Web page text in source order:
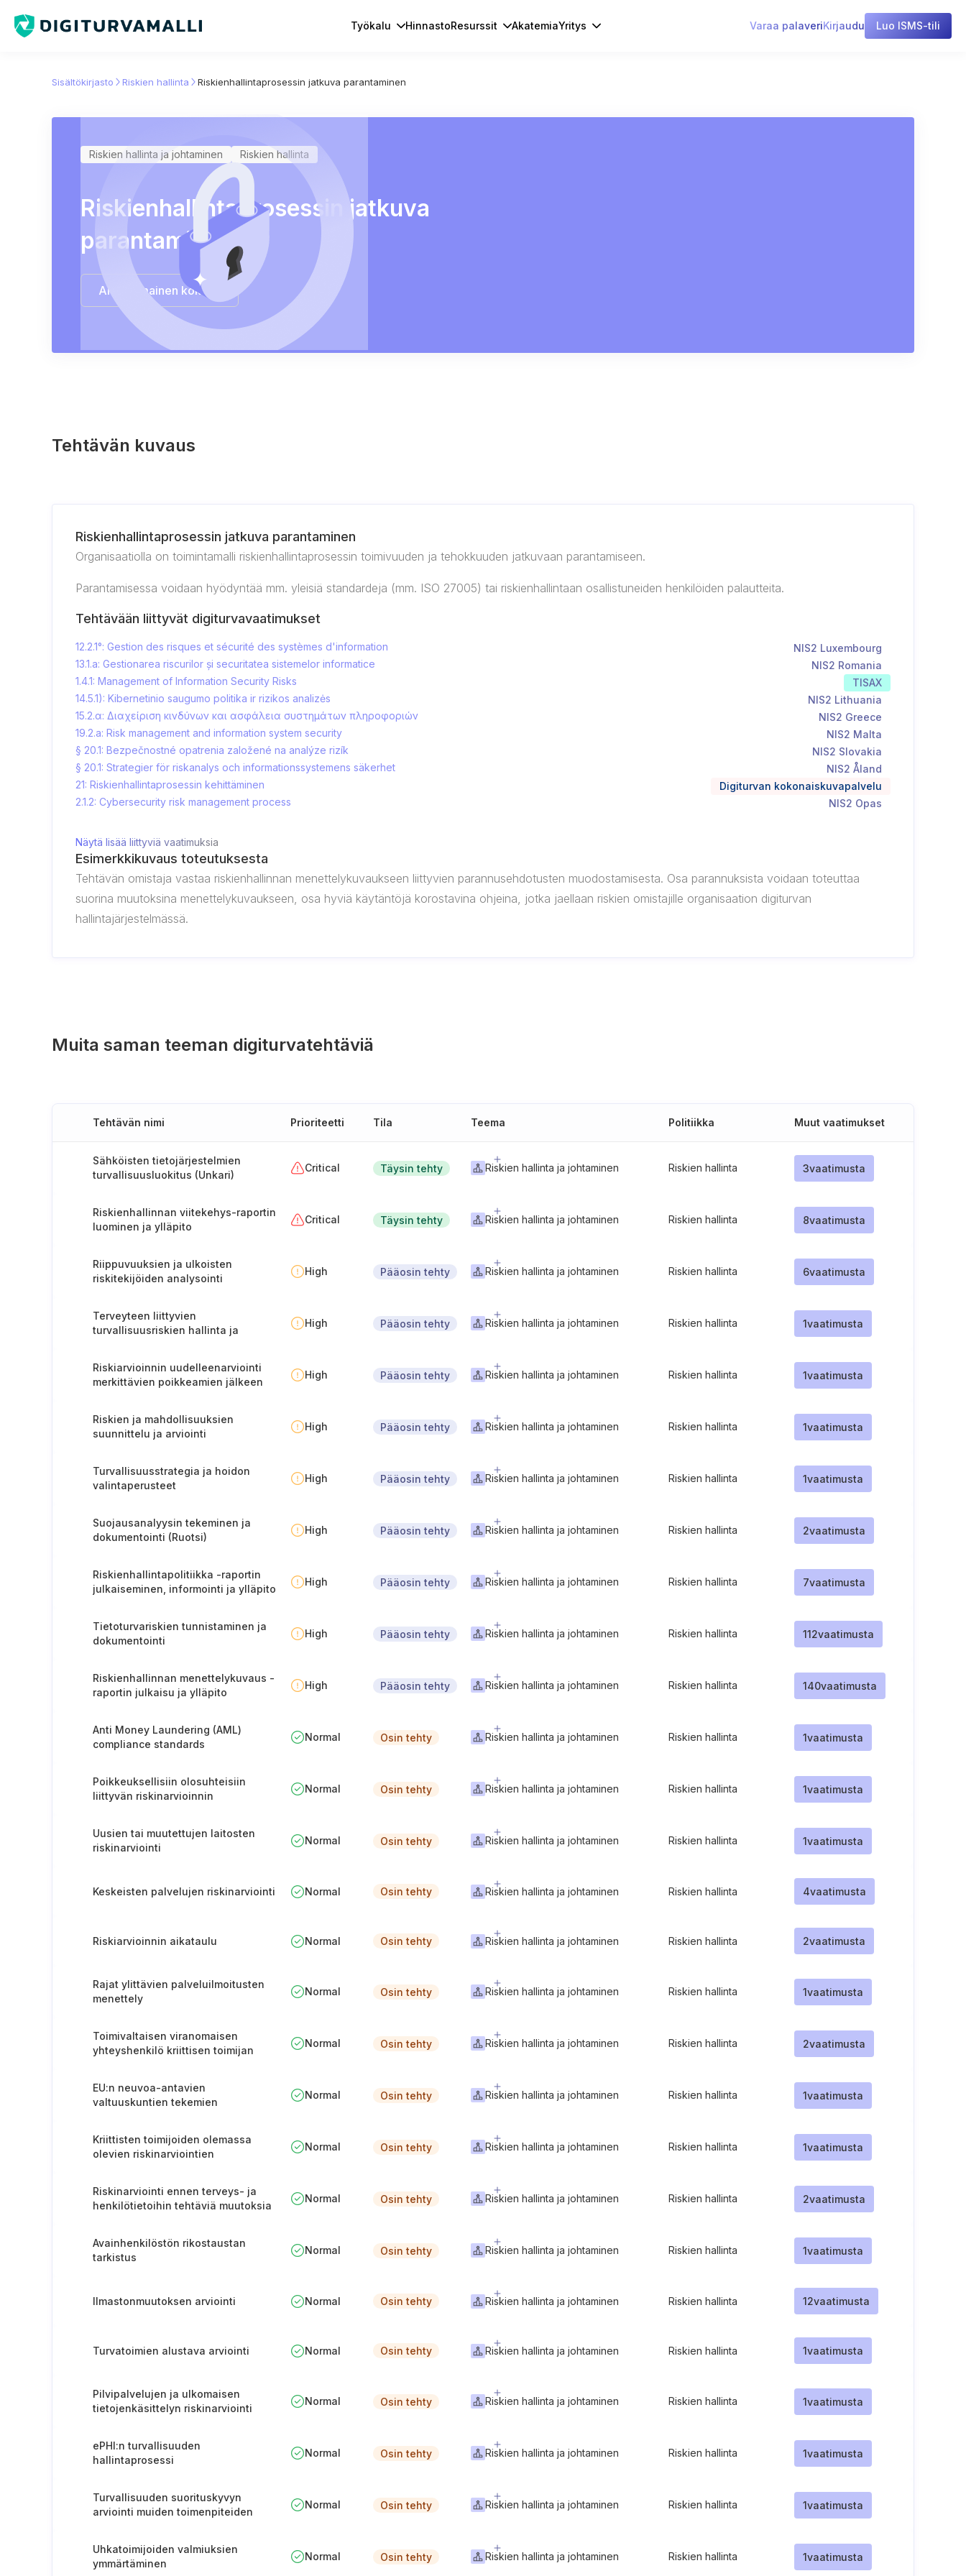
Työkalu HinnastoResurssit AkatemiaYritys Varaa palaveriKirjaudu Luo ISMS-tili
Sisältökirjasto Riskien hallinta Riskienhallintaprosessin jatkuva parantaminen
Riskien hallinta ja johtaminen Riskien hallinta
Riskienhallintaprosessin jatkuva
parantaminen
Aloita ilmainen kokeilu
Tehtävän kuvaus
Riskienhallintaprosessin jatkuva parantaminen
Organisaatiolla on toimintamalli riskienhallintaprosessin toimivuuden ja tehokkuuden jatkuvaan parantamiseen.
Parantamisessa voidaan hyödyntää mm. yleisiä standardeja (mm. ISO 27005) tai riskienhallintaan osallistuneiden henkilöiden palautteita.
Tehtävään liittyvät digiturvavaatimukset
12.2.1°: Gestion des risques et sécurité des systèmes d'information
NIS2 Luxembourg
13.1.a: Gestionarea riscurilor și securitatea sistemelor informatice
NIS2 Romania
1.4.1: Management of Information Security Risks
TISAX
14.5.1): Kibernetinio saugumo politika ir rizikos analizės
NIS2 Lithuania
15.2.α: Διαχείριση κινδύνων και ασφάλεια συστημάτων πληροφοριών
NIS2 Greece
19.2.a: Risk management and information system security
NIS2 Malta
§ 20.1: Bezpečnostné opatrenia založené na analýze rizík
NIS2 Slovakia
§ 20.1: Strategier för riskanalys och informationssystemens säkerhet
NIS2 Åland
21: Riskienhallintaprosessin kehittäminen
Digiturvan kokonaiskuvapalvelu
2.1.2: Cybersecurity risk management process
NIS2 Opas
Näytä lisää liittyviä vaatimuksia
Esimerkkikuvaus toteutuksesta
Tehtävän omistaja vastaa riskienhallinnan menettelykuvaukseen liittyvien parannusehdotusten muodostamisesta. Osa parannuksista voidaan toteuttaa
suorina muutoksina menettelykuvaukseen, osa hyviä käytäntöjä korostavina ohjeina, jotka jaellaan riskien omistajille organisaation digiturvan
hallintajärjestelmässä.
Muita saman teeman digiturvatehtäviä
Tehtävän nimi Prioriteetti Tila Teema Politiikka Muut vaatimukset
Sähköisten tietojärjestelmien
turvallisuusluokitus (Unkari)
Critical Täysin tehty Riskien hallinta ja johtaminen Riskien hallinta 3vaatimusta
Riskienhallinnan viitekehys-raportin
luominen ja ylläpito
Critical Täysin tehty Riskien hallinta ja johtaminen Riskien hallinta 8vaatimusta
Riippuvuuksien ja ulkoisten
riskitekijöiden analysointi
High Pääosin tehty Riskien hallinta ja johtaminen Riskien hallinta 6vaatimusta
Terveyteen liittyvien
turvallisuusriskien hallinta ja
High Pääosin tehty Riskien hallinta ja johtaminen Riskien hallinta 1vaatimusta
Riskiarvioinnin uudelleenarviointi
merkittävien poikkeamien jälkeen
High Pääosin tehty Riskien hallinta ja johtaminen Riskien hallinta 1vaatimusta
Riskien ja mahdollisuuksien
suunnittelu ja arviointi
High Pääosin tehty Riskien hallinta ja johtaminen Riskien hallinta 1vaatimusta
Turvallisuusstrategia ja hoidon
valintaperusteet
High Pääosin tehty Riskien hallinta ja johtaminen Riskien hallinta 1vaatimusta
Suojausanalyysin tekeminen ja
dokumentointi (Ruotsi)
High Pääosin tehty Riskien hallinta ja johtaminen Riskien hallinta 2vaatimusta
Riskienhallintapolitiikka -raportin
julkaiseminen, informointi ja ylläpito
High Pääosin tehty Riskien hallinta ja johtaminen Riskien hallinta 7vaatimusta
Tietoturvariskien tunnistaminen ja
dokumentointi
High Pääosin tehty Riskien hallinta ja johtaminen Riskien hallinta 112vaatimusta
Riskienhallinnan menettelykuvaus -
raportin julkaisu ja ylläpito
High Pääosin tehty Riskien hallinta ja johtaminen Riskien hallinta 140vaatimusta
Anti Money Laundering (AML)
compliance standards
Normal Osin tehty Riskien hallinta ja johtaminen Riskien hallinta 1vaatimusta
Poikkeuksellisiin olosuhteisiin
liittyvän riskinarvioinnin
Normal Osin tehty Riskien hallinta ja johtaminen Riskien hallinta 1vaatimusta
Uusien tai muutettujen laitosten
riskinarviointi
Normal Osin tehty Riskien hallinta ja johtaminen Riskien hallinta 1vaatimusta
Keskeisten palvelujen riskinarviointi Normal Osin tehty Riskien hallinta ja johtaminen Riskien hallinta 4vaatimusta
Riskiarvioinnin aikataulu Normal Osin tehty Riskien hallinta ja johtaminen Riskien hallinta 2vaatimusta
Rajat ylittävien palveluilmoitusten
menettely
Normal Osin tehty Riskien hallinta ja johtaminen Riskien hallinta 1vaatimusta
Toimivaltaisen viranomaisen
yhteyshenkilö kriittisen toimijan
Normal Osin tehty Riskien hallinta ja johtaminen Riskien hallinta 2vaatimusta
EU:n neuvoa-antavien
valtuuskuntien tekemien
Normal Osin tehty Riskien hallinta ja johtaminen Riskien hallinta 1vaatimusta
Kriittisten toimijoiden olemassa
olevien riskinarviointien
Normal Osin tehty Riskien hallinta ja johtaminen Riskien hallinta 1vaatimusta
Riskinarviointi ennen terveys- ja
henkilötietoihin tehtäviä muutoksia
Normal Osin tehty Riskien hallinta ja johtaminen Riskien hallinta 2vaatimusta
Avainhenkilöstön rikostaustan
tarkistus
Normal Osin tehty Riskien hallinta ja johtaminen Riskien hallinta 1vaatimusta
Ilmastonmuutoksen arviointi Normal Osin tehty Riskien hallinta ja johtaminen Riskien hallinta 12vaatimusta
Turvatoimien alustava arviointi Normal Osin tehty Riskien hallinta ja johtaminen Riskien hallinta 1vaatimusta
Pilvipalvelujen ja ulkomaisen
tietojenkäsittelyn riskinarviointi
Normal Osin tehty Riskien hallinta ja johtaminen Riskien hallinta 1vaatimusta
ePHI:n turvallisuuden
hallintaprosessi
Normal Osin tehty Riskien hallinta ja johtaminen Riskien hallinta 1vaatimusta
Turvallisuuden suorituskyvyn
arviointi muiden toimenpiteiden
Normal Osin tehty Riskien hallinta ja johtaminen Riskien hallinta 1vaatimusta
Uhkatoimijoiden valmiuksien
ymmärtäminen
Normal Osin tehty Riskien hallinta ja johtaminen Riskien hallinta 1vaatimusta